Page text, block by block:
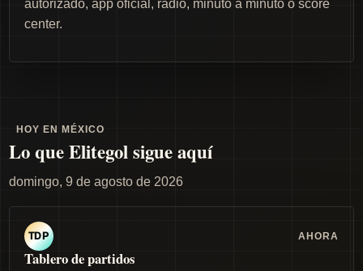
autorizado, app oficial, radio, minuto a minuto o score
center.
HOY EN MÉXICO
Lo que Elitegol sigue aquí
domingo, 9 de agosto de 2026
TDP AHORA
Tablero de partidos